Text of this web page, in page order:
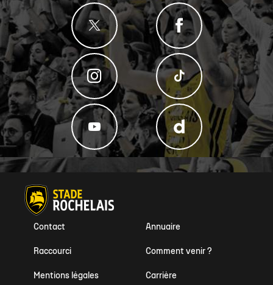
Annuaire
Contact
Comment venir ?
Raccourci
Carrière
Mentions légales